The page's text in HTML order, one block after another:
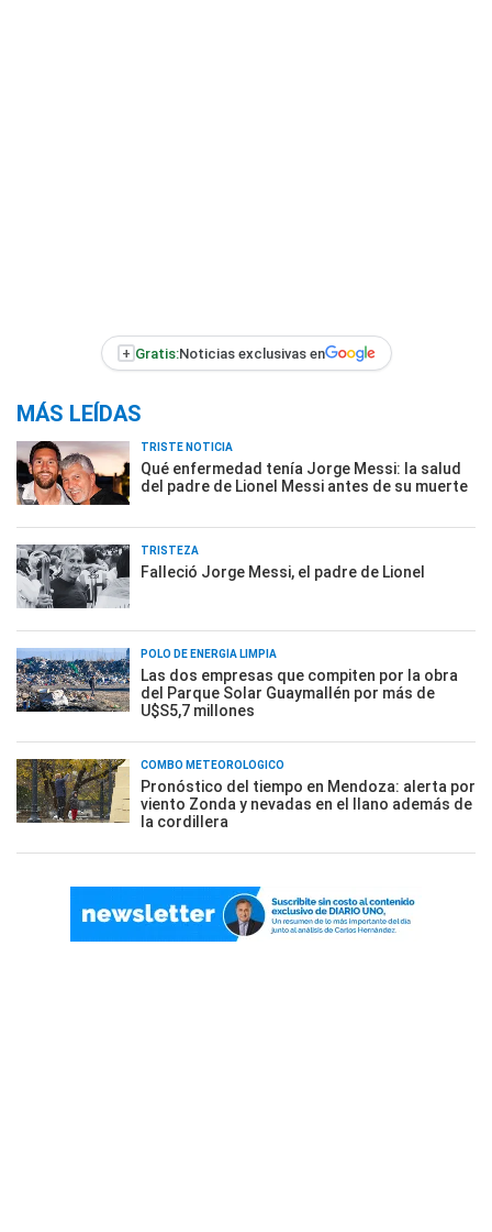
+ Gratis:Noticias exclusivas en
MÁS LEÍDAS
TRISTE NOTICIA
Qué enfermedad tenía Jorge Messi: la salud
del padre de Lionel Messi antes de su muerte
TRISTEZA
Falleció Jorge Messi, el padre de Lionel
POLO DE ENERGÍA LIMPIA
Las dos empresas que compiten por la obra
del Parque Solar Guaymallén por más de
U$S5,7 millones
COMBO METEOROLÓGICO
Pronóstico del tiempo en Mendoza: alerta por
viento Zonda y nevadas en el llano además de
la cordillera